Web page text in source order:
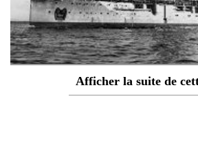
Afficher la suite de